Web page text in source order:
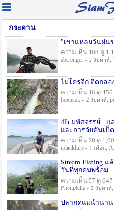
กระดาน
"เขาแหลมวันฝน
ความเห็น 108 ดู
aberenger - 2 สัปดาห์,
ไมโครจิ้ก ติดกล่อ
ความเห็น 16 ดู 456
boonsak - 2 สัปดาห์,
4lb มหัศจรรย์ :
และการจับคันเบ็
ความเห็น 28 ดู
iplucklure - 1 เดือน,
Stream Fishing
วันที่ทุกคนพร้อม
ความเห็น 57 ดู 647
Phonpicha - 2 สัปดาห์
ปลากดแม่น้ำน่า